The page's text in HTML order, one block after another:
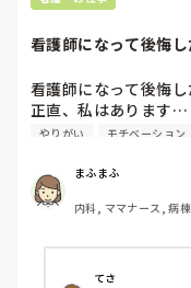
育てして年齢が高い
普及してMRも縮小
看護師になって後悔
看護師になって後悔
正直、私はあります…
もしある方かいたら
やりがい モチベーション
まふまふ
内科, ママナース, 病
てさ